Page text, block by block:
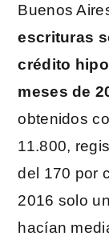
Buenos
escrituras
crédito
meses de
obtenidos
11.800,
del 170 por
2016 solo
hacían